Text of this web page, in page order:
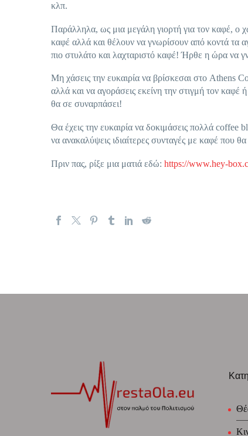
κλπ.
Παράλληλα, ως μια μεγάλη γιορτή για τον καφέ, ο
καφέ αλλά και θέλουν να γνωρίσουν από κοντά τα
πιο στυλάτο και λαχταριστό καφέ! Ήρθε η ώρα να
Μη χάσεις την ευκαιρία να βρίσκεσαι στο Athens
αλλά και να αγοράσεις εκείνη την στιγμή τον
θα σε συναρπάσει!
Θα έχεις την ευκαιρία να δοκιμάσεις πολλά coffee
να ανακαλύψεις ιδιαίτερες συνταγές με καφέ που
Πριν πας, ρίξε μια ματιά εδώ: https://www.hey-